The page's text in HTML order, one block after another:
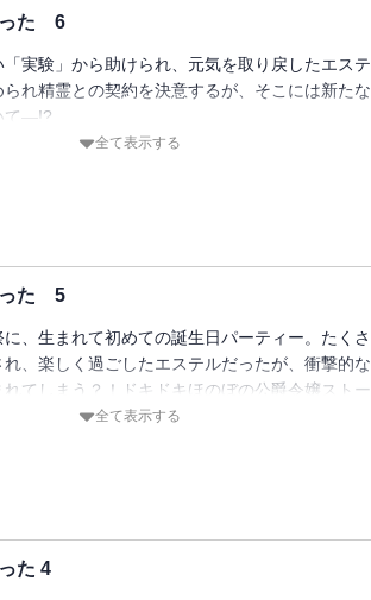
った 6
実験」から助けられ、元気を取り戻したエステ
れ精霊との契約を決意するが、そこには新たな
て―!?
の公爵令嬢ストーリー第５巻!!
全て表示する
った 5
、生まれて初めての誕生日パーティー。たくさ
、楽しく過ごしたエステルだったが、衝撃的な
てしまう？！ドキドキほのぼの公爵令嬢ストー
全て表示する
た 4